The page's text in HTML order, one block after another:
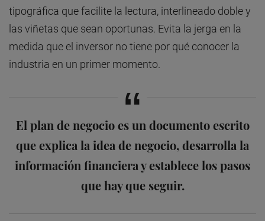
tipográfica que facilite la lectura, interlineado doble y
las viñetas que sean oportunas. Evita la jerga en la
medida que el inversor no tiene por qué conocer la
industria en un primer momento.
El plan de negocio es un documento escrito
que explica la idea de negocio, desarrolla la
información financiera y establece los pasos
que hay que seguir.